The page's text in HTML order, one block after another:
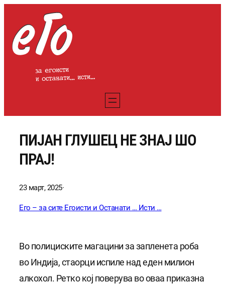
содржината
ПИЈАН ГЛУШЕЦ НЕ ЗНАЈ ШО
ПРАЈ!
23 март, 2025·
Его – за сите Егоисти и Останати … Исти …
Во полициските магацини за запленета роба
во Индија, стаорци испиле над еден милион
алкохол. Ретко кој поверува во оваа приказна